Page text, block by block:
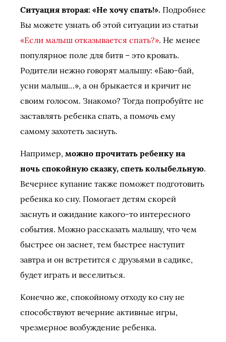
Ситуация вторая: «Не хочу спать!». Подробнее
Вы можете узнать об этой ситуации из статьи
«Если малыш отказывается спать?». Не менее
популярное поле для битв – это кровать.
Родители нежно говорят малышу: «Баю-бай,
усни малыш…», а он брыкается и кричит не
своим голосом. Знакомо? Тогда попробуйте не
заставлять ребенка спать, а помочь ему
самому захотеть заснуть.
Например, можно прочитать ребенку на
ночь спокойную сказку, спеть колыбельную.
Вечернее купание также поможет подготовить
ребенка ко сну. Помогает детям скорей
заснуть и ожидание какого-то интересного
события. Можно рассказать малышу, что чем
быстрее он заснет, тем быстрее наступит
завтра и он встретится с друзьями в садике,
будет играть и веселиться.
Конечно же, спокойному отходу ко сну не
способствуют вечерние активные игры,
чрезмерное возбуждение ребенка.